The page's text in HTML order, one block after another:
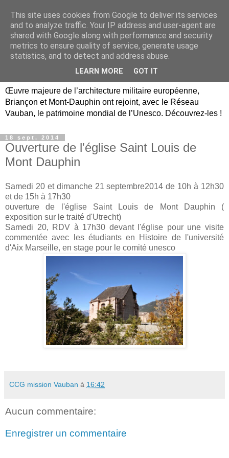
Briançon, Mont-Dauphin,
Vauban Unesco Hautes-
Œuvre majeure de l’architecture militaire européenne,
Briançon et Mont-Dauphin ont rejoint, avec le Réseau
Vauban, le patrimoine mondial de l’Unesco. Découvrez-les !
18 sept. 2014
Ouverture de l'église Saint Louis de
Mont Dauphin
Samedi 20 et dimanche 21 septembre2014 de 10h à 12h30
et de 15h à 17h30
ouverture de l'église Saint Louis de Mont Dauphin (
exposition sur le traité d'Utrecht)
Samedi 20, RDV à 17h30 devant l'église pour une visite
commentée avec les étudiants en Histoire de l'université
d'Aix Marseille, en stage pour le comité unesco
CCG mission Vauban à 16:42
Aucun commentaire:
Enregistrer un commentaire
This site uses cookies from Google to deliver its services
and to analyze traffic. Your IP address and user-agent are
shared with Google along with performance and security
metrics to ensure quality of service, generate usage
statistics, and to detect and address abuse.
LEARN MORE GOT IT